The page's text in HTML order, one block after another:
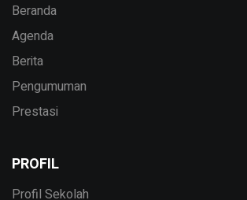
Beranda
Agenda
Berita
Pengumuman
Prestasi
PROFIL
Profil Sekolah